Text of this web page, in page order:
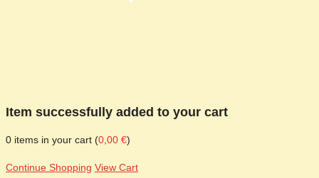
Item successfully added to your cart
0 items in your cart (0,00 €)
Continue Shopping View Cart